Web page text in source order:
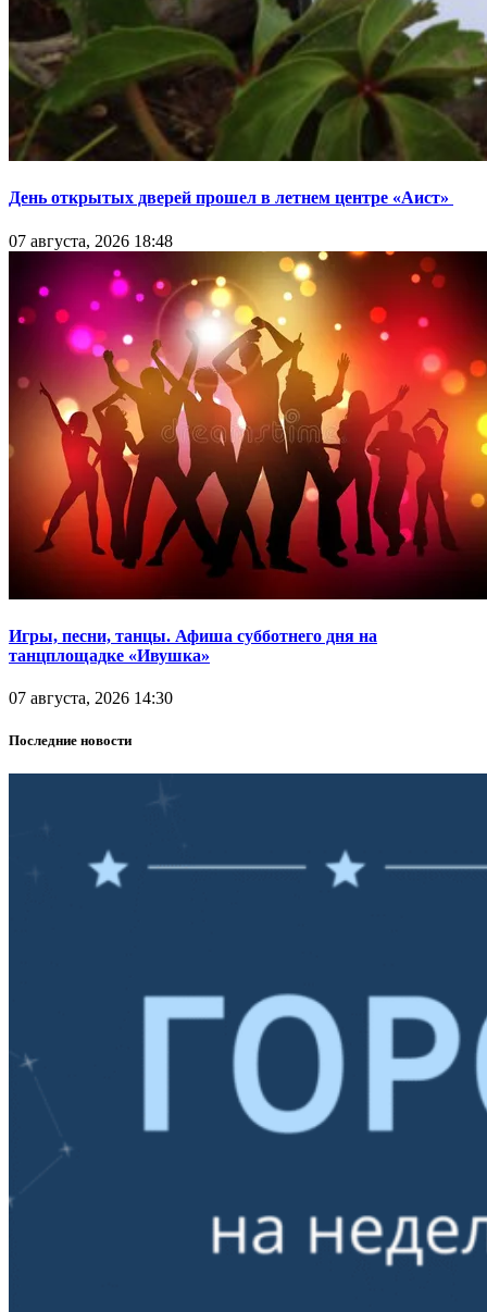
День открытых дверей прошел в летнем центре «Аист»
07 августа, 2026 18:48
Игры, песни, танцы. Афиша субботнего дня на
танцплощадке «Ивушка»
07 августа, 2026 14:30
Последние новости